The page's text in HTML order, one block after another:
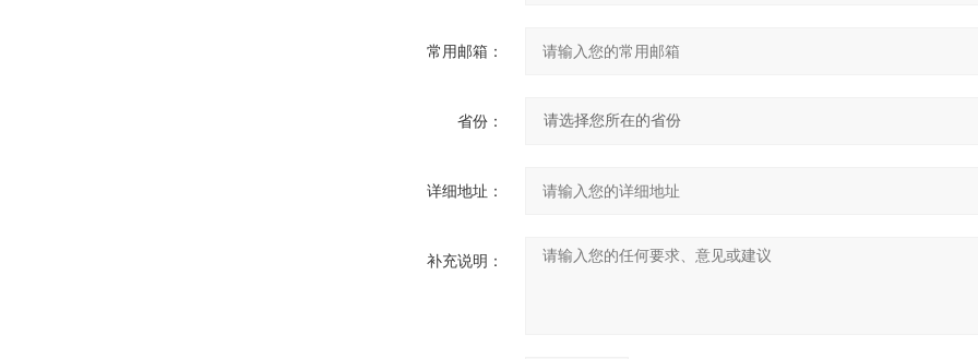
常用邮箱：
省份：
详细地址：
补充说明：